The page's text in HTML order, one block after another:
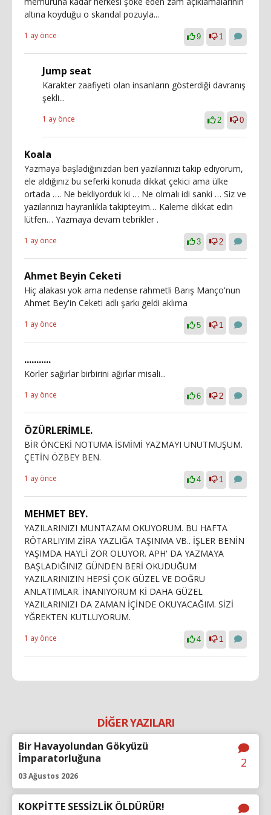
altına koyduğu o skandal pozuyla...
1 ay önce 9 1
Jump seat
Karakter zaafiyeti olan insanların gösterdiği davranış
şekli...
1 ay önce 2 0
Koala
Yazmaya başladığınızdan beri yazılarınızı takip ediyorum,
ele aldığınız bu seferki konuda dikkat çekici ama ülke
ortada …. Ne bekliyorduk ki … Ne olmalı idi sanki … Siz ve
yazılarınızı hayranlıkla takipteyim… Kaleme dikkat edin
lütfen… Yazmaya devam tebrikler .
1 ay önce 3 2
Ahmet Beyin Ceketi
Hiç alakası yok ama nedense rahmetli Barış Manço'nun
Ahmet Bey'in Ceketi adlı şarkı geldi aklıma
1 ay önce 5 1
...........
Körler sağırlar birbirini ağırlar misali...
1 ay önce 6 2
ÖZÜRLERİMLE.
BİR ÖNCEKİ NOTUMA İSMİMİ YAZMAYI UNUTMUŞUM.
ÇETİN ÖZBEY BEN.
1 ay önce 4 1
MEHMET BEY.
YAZILARINIZI MUNTAZAM OKUYORUM. BU HAFTA
RÖTARLIYIM ZİRA YAZLIĞA TAŞINMA VB.. İŞLER BENİN
YAŞIMDA HAYLİ ZOR OLUYOR. APH' DA YAZMAYA
BAŞLADIĞINIZ GÜNDEN BERİ OKUDUĞUM
YAZILARINIZIN HEPSİ ÇOK GÜZEL VE DOĞRU
ANLATIMLAR. İNANIYORUM Kİ DAHA GÜZEL
YAZILARINIZI DA ZAMAN İÇİNDE OKUYACAĞIM. SİZİ
YĞREKTEN KUTLUYORUM.
1 ay önce 4 1
DİĞER YAZILARI
Bir Havayolundan Gökyüzü
İmparatorluğuna
03 Ağustos 2026
2
KOKPİTTE SESSİZLİK ÖLDÜRÜR!